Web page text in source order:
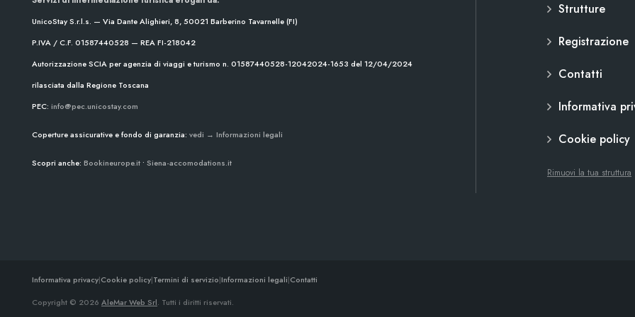
UnicoStay S.r.l.s. — Via Dante Alighieri, 8, 50021 Barberino Tavarnelle (FI)
P.IVA / C.F. 01587440528 — REA FI-218042
Autorizzazione SCIA per agenzia di viaggi e turismo n. 01587440528-12042024-1653 del 12/04/2024
rilasciata dalla Regione Toscana
PEC: info@pec.unicostay.com
Coperture assicurative e fondo di garanzia: vedi → Informazioni legali
Scopri anche: Bookineurope.it • Siena-accomodations.it
Strutture
Registrazione
Contatti
Informativa
Cookie policy
Rimuovi la tua struttura
Informativa privacy|Cookie policy|Termini di servizio|Informazioni legali|Contatti
Copyright © 2026 AleMar Web Srl. Tutti i diritti riservati.